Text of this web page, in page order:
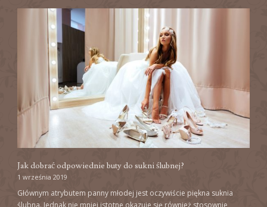
Jak dobrać odpowiednie buty do sukni ślubnej?
1 września 2019
Głównym atrybutem panny młodej jest oczywiście piękna suknia
ślubna. Jednak nie mniej istotne okazuje się również stosownie